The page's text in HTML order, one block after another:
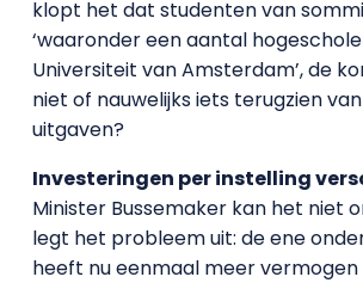
klopt het dat studenten van
‘waaronder een aantal
Universiteit van Amsterdam’, de
niet of nauwelijks iets terugzien
uitgaven?
Investeringen per instelling
Minister Bussemaker kan het niet
legt het probleem uit: de ene
heeft nu eenmaal meer